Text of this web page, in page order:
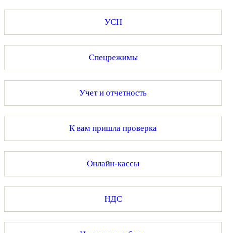
УСН
Спецрежимы
Учет и отчетность
К вам пришла проверка
Онлайн-кассы
НДС